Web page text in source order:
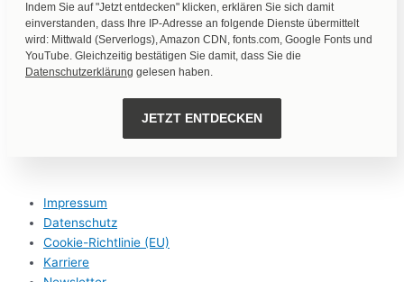
Indem Sie auf "Jetzt entdecken" klicken, erklären Sie sich damit
einverstanden, dass Ihre IP-Adresse an folgende Dienste übermittelt
wird: Mittwald (Serverlogs), Amazon CDN, fonts.com, Google Fonts und
YouTube. Gleichzeitig bestätigen Sie damit, dass Sie die
Datenschutzerklärung gelesen haben.
JETZT ENTDECKEN
Impressum
Datenschutz
Cookie-Richtlinie (EU)
Karriere